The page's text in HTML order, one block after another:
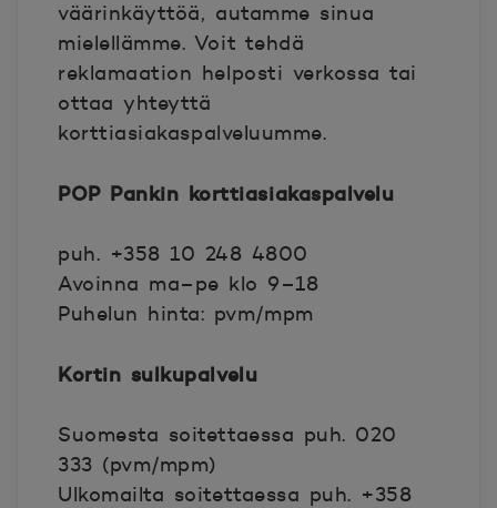
väärinkäyttöä, autamme sinua
mielellämme. Voit tehdä
reklamaation helposti verkossa tai
ottaa yhteyttä
korttiasiakaspalveluumme.
POP Pankin korttiasiakaspalvelu
puh. +358 10 248 4800
Avoinna ma–pe klo 9–18
Puhelun hinta: pvm/mpm
Kortin sulkupalvelu
Suomesta soitettaessa puh. 020
333 (pvm/mpm)
Ulkomailta soitettaessa puh. +358